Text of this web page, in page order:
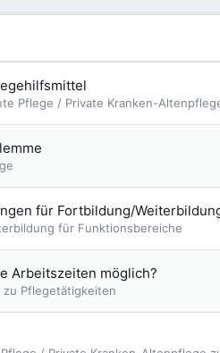
Pflege / Private Kranken-
für Fortbildung/
für Funktionsbereiche
Arbeitszeiten möglich?
zu Pflegetätigkeiten